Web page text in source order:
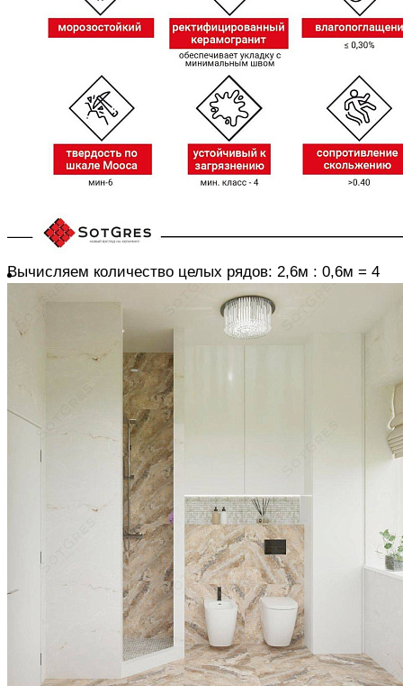
АЛГОРИТМ УКЛАДКИ
Измеряем длину поверхности для укладки,
вычисляем сколько целых рядов плитки помещается
в линию укладки, распределяем ряды от центра к
Плитка для крайних рядов подрезается.
Если длина
крайнего ряда меньше 30% плиты (т.е. ряд получается
узкий) – количество целых рядов для укладки
уменьшаем на 1.Аналогично расшиваем поверхность
Например, длина стены 2,6 м. Для монтажа
используется плитка формата 0,6х0,6 м
Вычисляем количество целых рядов: 2,6м : 0,6м = 4
Если монтировать плитку в 4 ряда, а крайние ряды
выкладывать подрезом в 10 см, интерьер будет
смотреться непрезентабельно.
правильно облицовывать 3 рядами плит 0,6м, а
крайние боковые ряды подрезать под 0,4м
Такая укладка будет гармонично смотреться в
интерьере и демонстрировать профессионализм
мастера
Плитка вжимается в клей легким движением,
поверхность простукивается резиновым молотком
Для соблюдения одинаковой ширины стыков
используются крестообразные распорки от 1 мм для
керамогранита и от 4 мм для керамической плитки
Если необходимо приклеить к стенам цокольную
плитку, расстояние до напольной плитки не должно
быть меньше одного межплиточного шва
ОФОРМЛЕНИЕ ШВОВ